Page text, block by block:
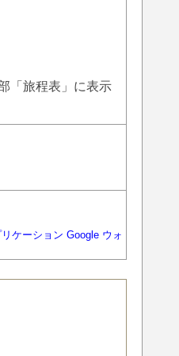
「旅程表」に表示
ケーション Google ウォ